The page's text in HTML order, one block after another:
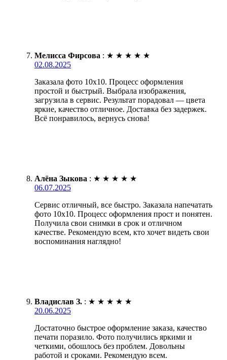
Мелисса Фирсова : ★ ★ ★ ★ ★
02.08.2025
Заказала фото 10х10. Процесс оформления
простой и быстрый. Выбрала изображения,
загрузила в сервис. Результат порадовал — цвета
яркие, качество отличное. Доставка без задержек.
Всё понравилось, вернусь снова!
Алёна Зыкова : ★ ★ ★ ★ ★
06.07.2025
Сервис отличный, все быстро. Заказала напечатать
фото 10х10. Процесс оформления прост и понятен.
Получила свои снимки в срок и отличном
качестве. Рекомендую всем, кто хочет видеть свои
воспоминания наглядно!
Владислав З. : ★ ★ ★ ★ ★
20.06.2025
Достаточно быстрое оформление заказа, качество
печати поразило. Фото получились яркими и
четкими, обошлось без проблем. Довольны
работой и сроками. Рекомендую всем.